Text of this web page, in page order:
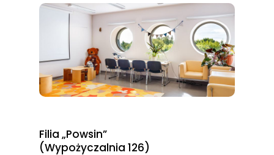
Filia „Powsin”
(Wypożyczalnia 126)